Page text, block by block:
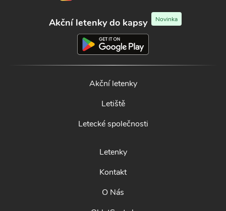
Akční letenky do kapsy Novinka
Akční letenky
Letiště
Letecké společnosti
Letenky
Kontakt
O Nás